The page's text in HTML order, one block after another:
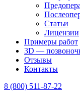
Статьи
Лицензии
Примеры работ
3D —
Отзывы
Контакты
8 (800) 511-87-22